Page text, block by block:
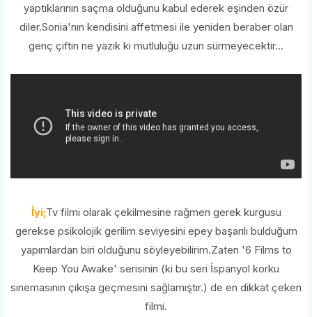
yaptıklarının saçma olduğunu kabul ederek eşinden özür
diler.Sonia'nın kendisini affetmesi ile yeniden beraber olan
genç çiftin ne yazık ki mutluluğu uzun sürmeyecektir...
İyi;Tv filmi olarak çekilmesine rağmen gerek kurgusu
gerekse psikolojik gerilim seviyesini epey başarılı bulduğum
yapımlardan biri olduğunu söyleyebilirim.Zaten '6 Films to
Keep You Awake' serisinin (ki bu seri İspanyol korku
sinemasının çıkışa geçmesini sağlamıştır.) de en dikkat çeken
filmi.